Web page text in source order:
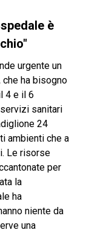
è
urgente un
ha bisogno
4 e il 6
sanitari
24
ambienti che a
Le risorse
per
la
ha
niente da
una